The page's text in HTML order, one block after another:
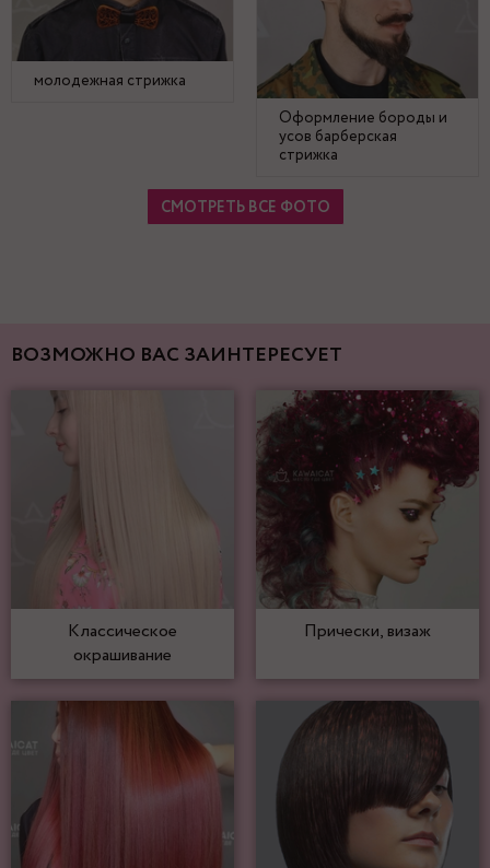
молодежная стрижка
Оформление бороды и
усов барберская
стрижка
СМОТРЕТЬ ВСЕ ФОТО
ВОЗМОЖНО ВАС ЗАИНТЕРЕСУЕТ
Классическое
окрашивание
Прически, визаж